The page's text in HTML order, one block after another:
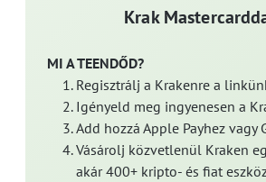
Krak
MI A TEENDŐD?
Regisztrálj a Krakenre a
Igényeld meg ingyenesen a
Add hozzá Apple Payhez vagy
Vásárolj közvetlenül Kraken
akár 400+ kripto- és fiat